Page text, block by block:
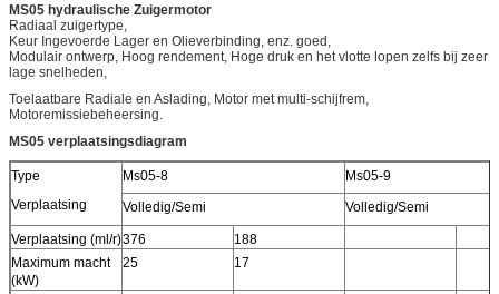
MS05 hydraulische Zuigermotor
Radiaal zuigertype,
Keur Ingevoerde Lager en Olieverbinding, enz. goed,
Modulair ontwerp, Hoog rendement, Hoge druk en het vlotte lopen zelfs bij zeer
lage snelheden,
Toelaatbare Radiale en Aslading, Motor met multi-schijfrem,
Motoremissiebeheersing.
MS05 verplaatsingsdiagram
Type
Verplaatsing
Ms05-8
Ms05-9
Volledig/Semi
Volledig/Semi
Verplaatsing (ml/r)376
188
Maximum macht
(kW)
25 17